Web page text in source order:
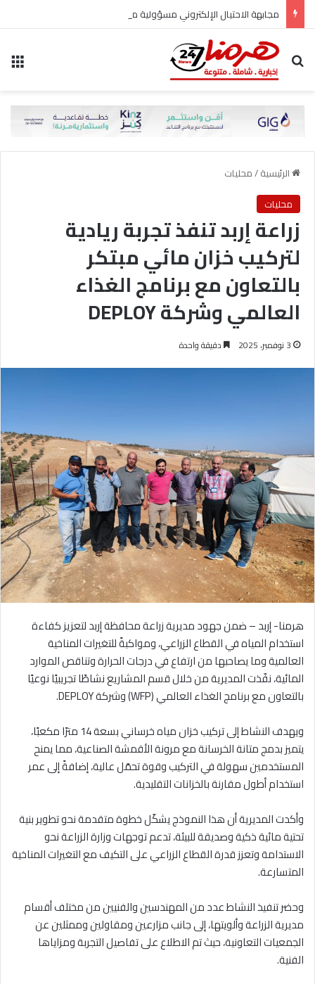
مجابهة الاحتيال الإلكتروني مسؤولية مشتركة
بحث عن
الرئيسية/محليات
محليات
زراعة إربد تنفذ تجربة ريادية
لتركيب خزان مائي مبتكر
بالتعاون مع برنامج الغذاء
العالمي وشركة DEPLOY
3 نوفمبر، 2025 دقيقة واحدة
هرمنا- إربد – ضمن جهود مديرية زراعة محافظة إربد لتعزيز كفاءة
استخدام المياه في القطاع الزراعي، ومواكبةً للتغيرات المناخية
العالمية وما يصاحبها من ارتفاع في درجات الحرارة وتناقص الموارد
المائية، نفّذت المديرية من خلال قسم المشاريع نشاطًا تجريبيًا نوعيًا
بالتعاون مع برنامج الغذاء العالمي (WFP) وشركة DEPLOY.
ويهدف النشاط إلى تركيب خزان مياه خرساني بسعة 14 مترًا مكعبًا،
يتميز بدمج متانة الخرسانة مع مرونة الأقمشة الصناعية، مما يمنح
المستخدمين سهولة في التركيب وقوة تحمّل عالية، إضافةً إلى عمر
استخدام أطول مقارنة بالخزانات التقليدية.
وأكدت المديرية أن هذا النموذج يشكّل خطوة متقدمة نحو تطوير بنية
تحتية مائية ذكية وصديقة للبيئة، تدعم توجهات وزارة الزراعة نحو
الاستدامة وتعزز قدرة القطاع الزراعي على التكيف مع التغيرات المناخية
المتسارعة.
وحضر تنفيذ النشاط عدد من المهندسين والفنيين من مختلف أقسام
مديرية الزراعة وألويتها، إلى جانب مزارعين ومقاولين وممثلين عن
الجمعيات التعاونية، حيث تم الاطلاع على تفاصيل التجربة ومزاياها
الفنية.